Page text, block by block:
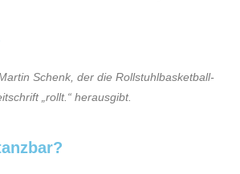
Schenk, der die Rollstuhlbasketball-
„rollt.“ herausgibt.